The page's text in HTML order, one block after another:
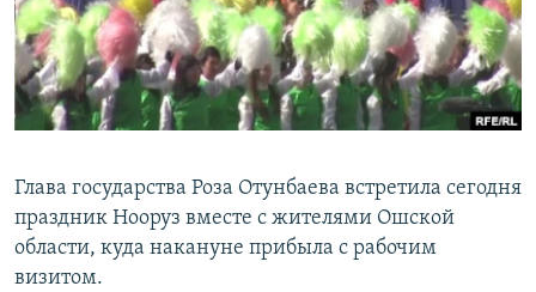
АЗАТТЫК+
ЫҢГАЙСЫЗ СУРООЛОР
Глава государства Роза Отунбаева встретила сегодня
праздник Нооруз вместе с жителями Ошской
области, куда накануне прибыла с рабочим
визитом.